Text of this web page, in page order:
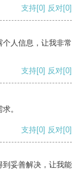
支持[0] 反对[0]
人信息，让我非常
支持[0] 反对[0]
。
支持[0] 反对[0]
到妥善解决，让我能